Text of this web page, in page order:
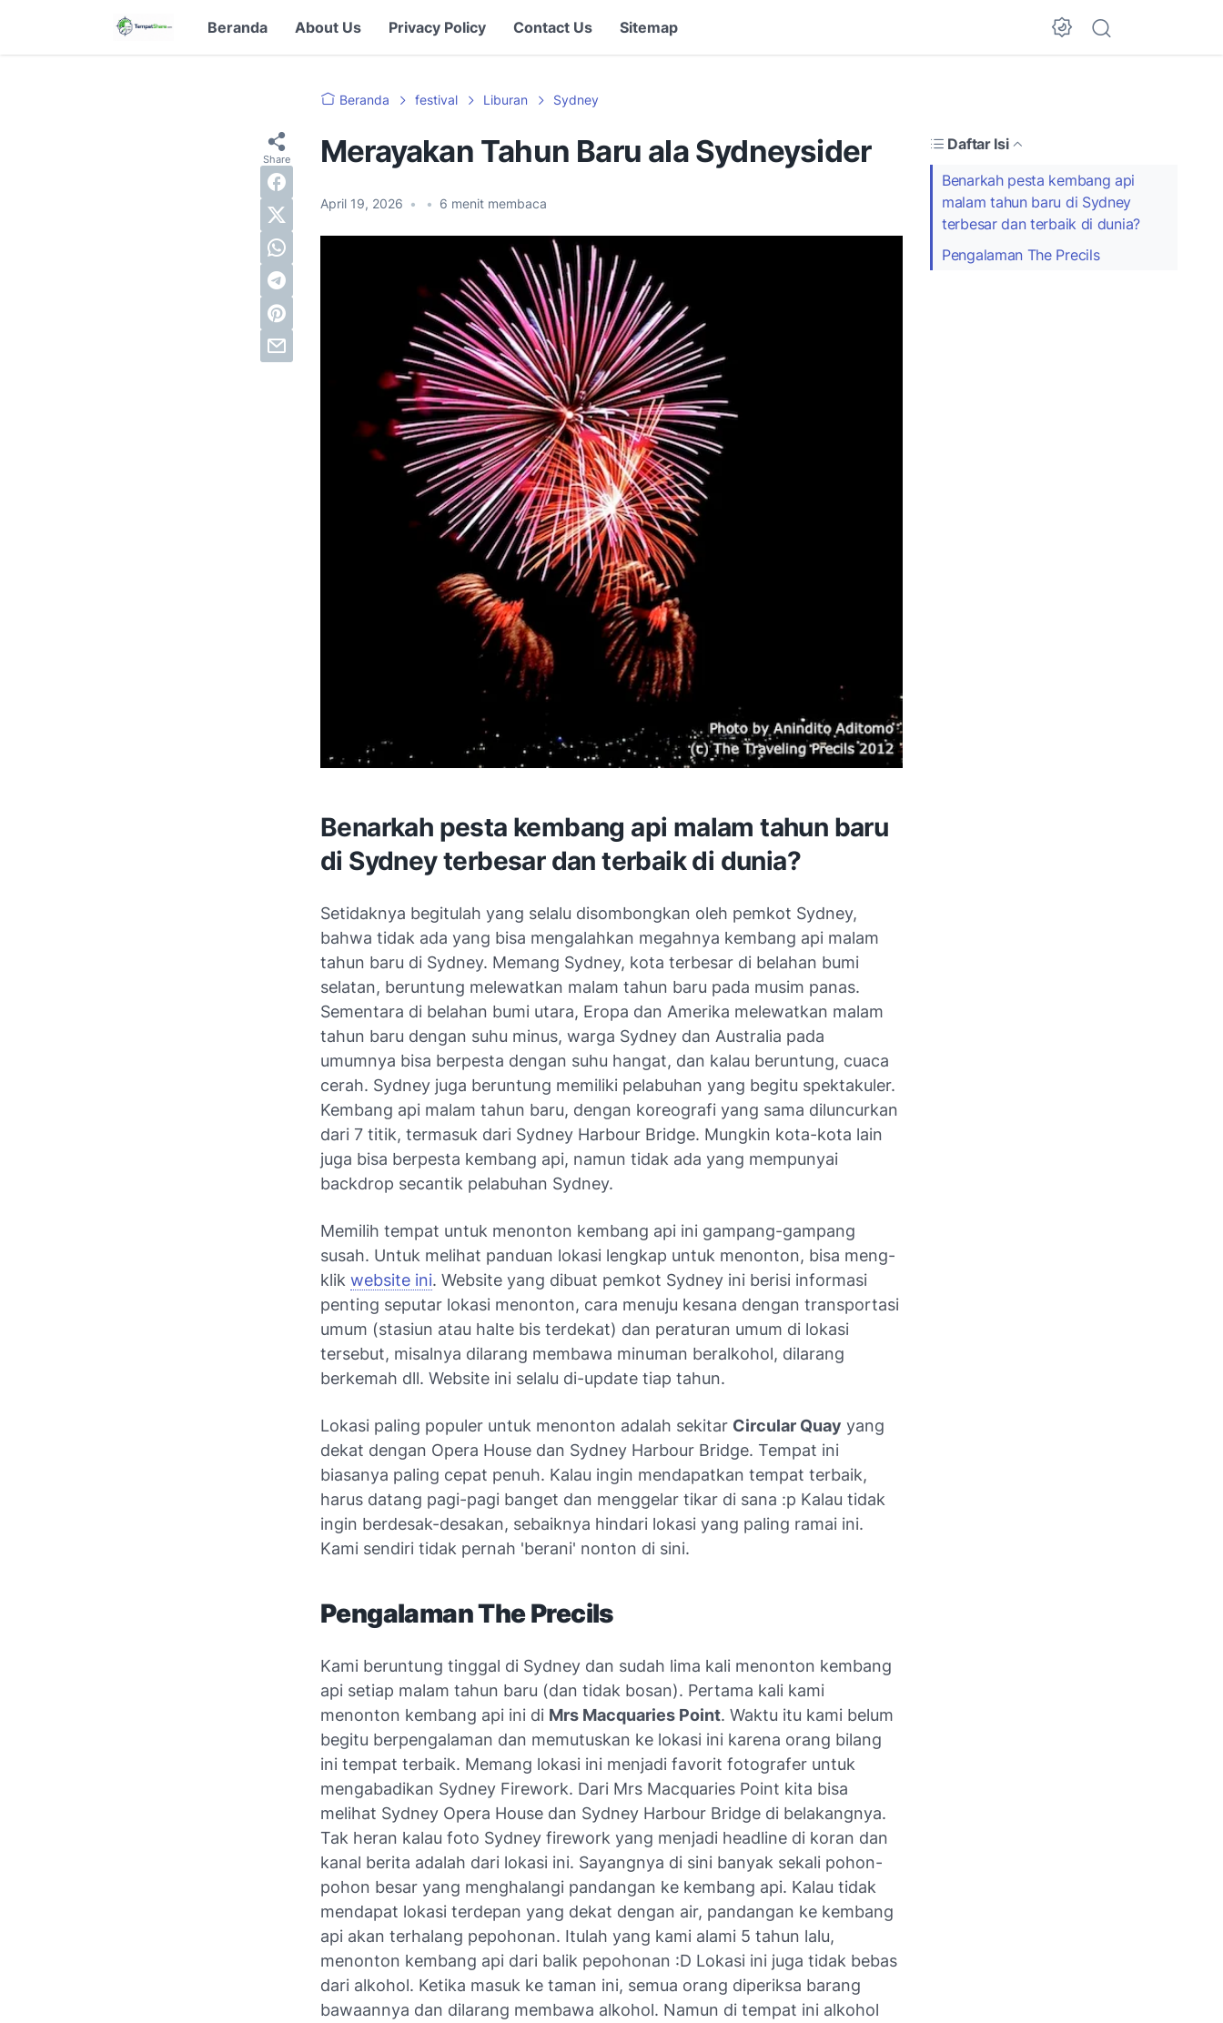
Beranda About Us Privacy Policy Contact Us Sitemap
Dark Mode
Beranda festival Liburan Sydney
Merayakan Tahun Baru ala Sydneysider
April 19, 2026 • • 6 menit membaca
Daftar Isi
Benarkah pesta kembang api
malam tahun baru di Sydney
terbesar dan terbaik di dunia?
Pengalaman The Precils
Benarkah pesta kembang api malam tahun baru
di Sydney terbesar dan terbaik di dunia?
Setidaknya begitulah yang selalu disombongkan oleh pemkot Sydney,
bahwa tidak ada yang bisa mengalahkan megahnya kembang api malam
tahun baru di Sydney. Memang Sydney, kota terbesar di belahan bumi
selatan, beruntung melewatkan malam tahun baru pada musim panas.
Sementara di belahan bumi utara, Eropa dan Amerika melewatkan malam
tahun baru dengan suhu minus, warga Sydney dan Australia pada
umumnya bisa berpesta dengan suhu hangat, dan kalau beruntung, cuaca
cerah. Sydney juga beruntung memiliki pelabuhan yang begitu spektakuler.
Kembang api malam tahun baru, dengan koreografi yang sama diluncurkan
dari 7 titik, termasuk dari Sydney Harbour Bridge. Mungkin kota-kota lain
juga bisa berpesta kembang api, namun tidak ada yang mempunyai
backdrop secantik pelabuhan Sydney.
Memilih tempat untuk menonton kembang api ini gampang-gampang
susah. Untuk melihat panduan lokasi lengkap untuk menonton, bisa meng-
klik website ini. Website yang dibuat pemkot Sydney ini berisi informasi
penting seputar lokasi menonton, cara menuju kesana dengan transportasi
umum (stasiun atau halte bis terdekat) dan peraturan umum di lokasi
tersebut, misalnya dilarang membawa minuman beralkohol, dilarang
berkemah dll. Website ini selalu di-update tiap tahun.
Lokasi paling populer untuk menonton adalah sekitar Circular Quay yang
dekat dengan Opera House dan Sydney Harbour Bridge. Tempat ini
biasanya paling cepat penuh. Kalau ingin mendapatkan tempat terbaik,
harus datang pagi-pagi banget dan menggelar tikar di sana :p Kalau tidak
ingin berdesak-desakan, sebaiknya hindari lokasi yang paling ramai ini.
Kami sendiri tidak pernah 'berani' nonton di sini.
Pengalaman The Precils
Kami beruntung tinggal di Sydney dan sudah lima kali menonton kembang
api setiap malam tahun baru (dan tidak bosan). Pertama kali kami
menonton kembang api ini di Mrs Macquaries Point. Waktu itu kami belum
begitu berpengalaman dan memutuskan ke lokasi ini karena orang bilang
ini tempat terbaik. Memang lokasi ini menjadi favorit fotografer untuk
mengabadikan Sydney Firework. Dari Mrs Macquaries Point kita bisa
melihat Sydney Opera House dan Sydney Harbour Bridge di belakangnya.
Tak heran kalau foto Sydney firework yang menjadi headline di koran dan
kanal berita adalah dari lokasi ini. Sayangnya di sini banyak sekali pohon-
pohon besar yang menghalangi pandangan ke kembang api. Kalau tidak
mendapat lokasi terdepan yang dekat dengan air, pandangan ke kembang
api akan terhalang pepohonan. Itulah yang kami alami 5 tahun lalu,
menonton kembang api dari balik pepohonan :D Lokasi ini juga tidak bebas
dari alkohol. Ketika masuk ke taman ini, semua orang diperiksa barang
bawaannya dan dilarang membawa alkohol. Namun di tempat ini alkohol